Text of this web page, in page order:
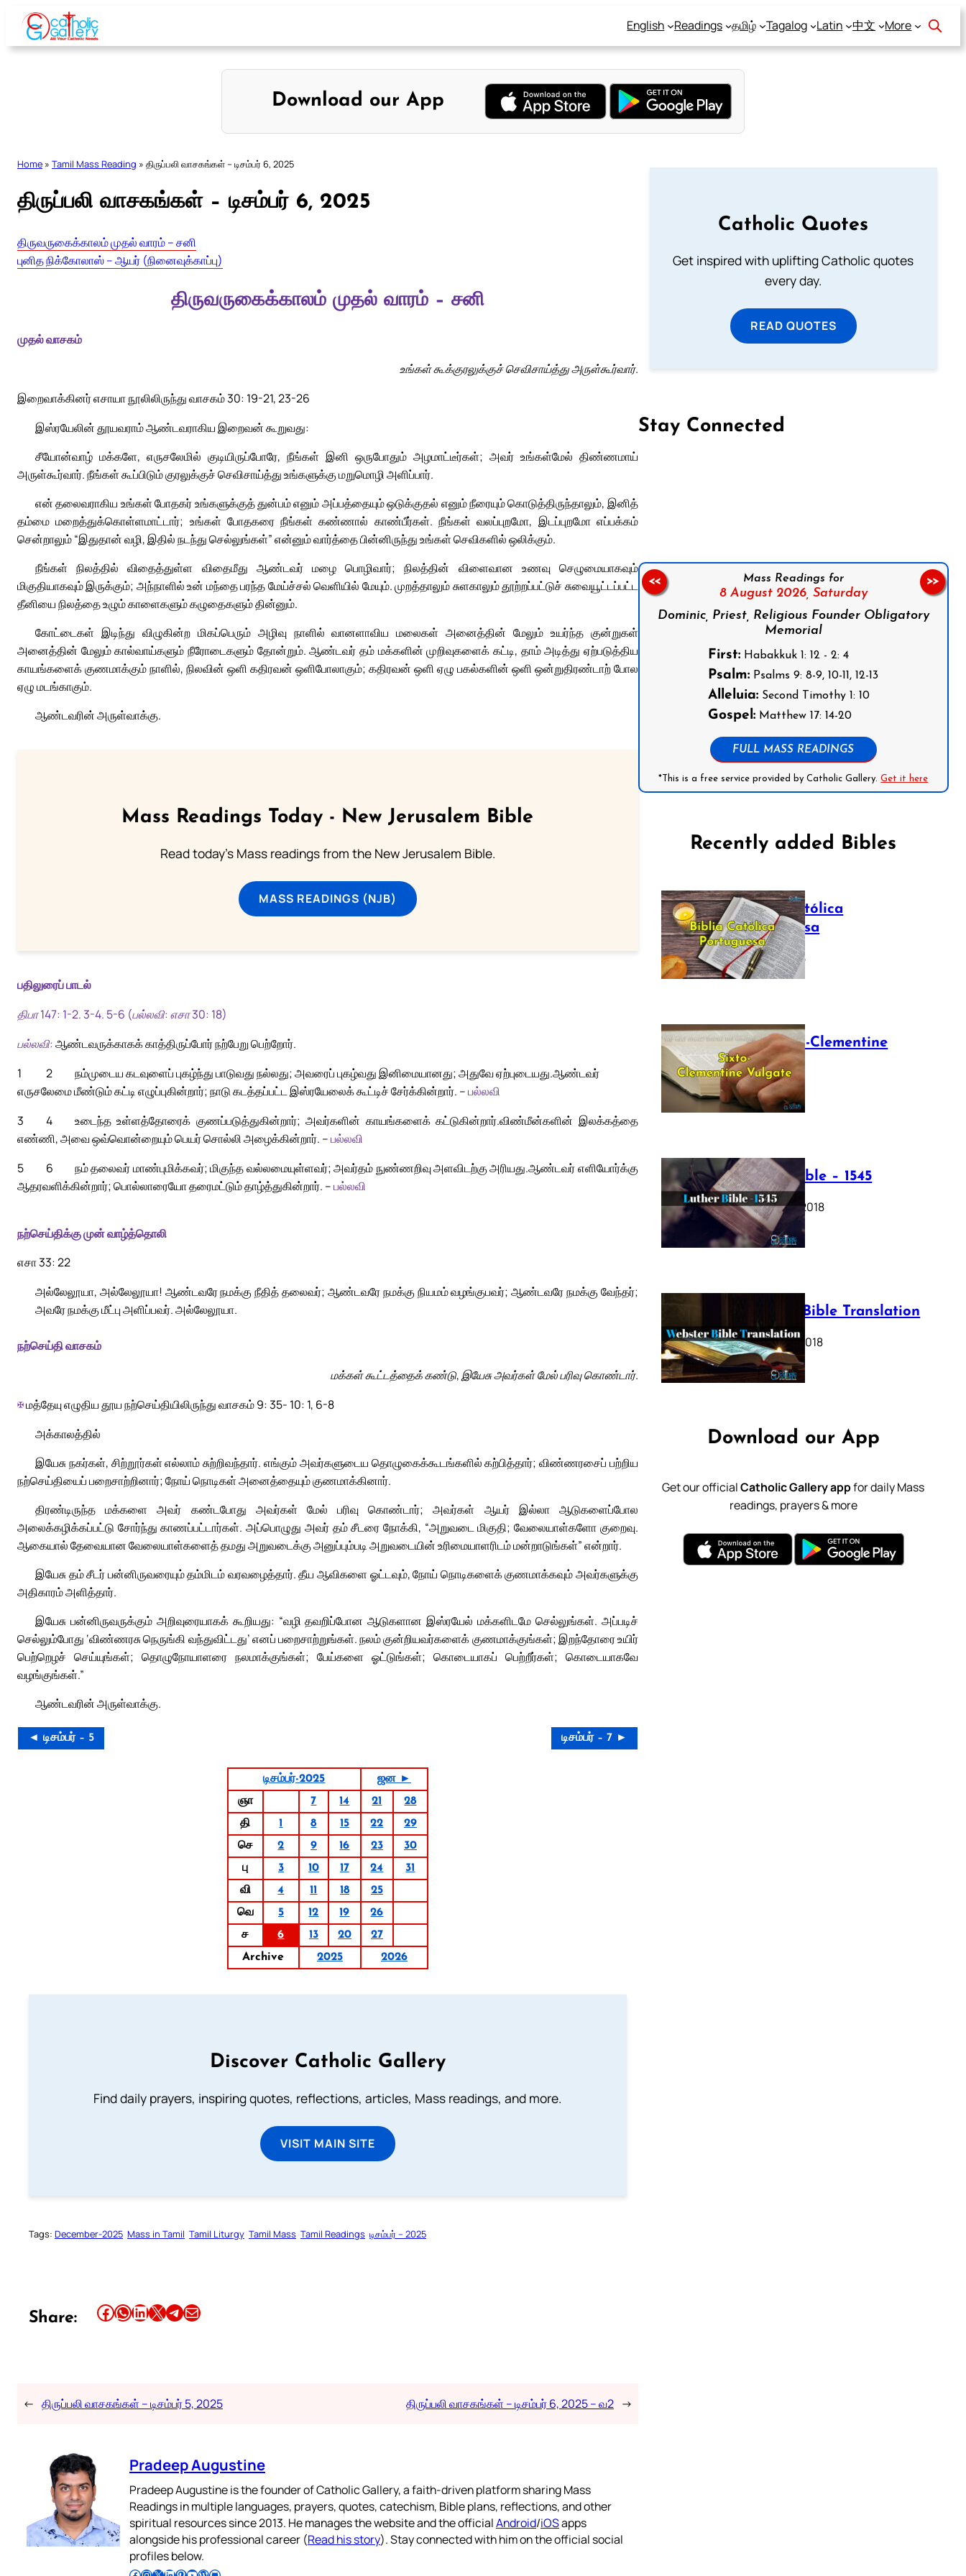
Skip
content
English Readings தமிழ் Tagalog Latin 中文 More
Download our App
Home » Tamil Mass Reading » திருப்பலி வாசகங்கள் – டிசம்பர் 6, 2025
திருப்பலி வாசகங்கள் – டிசம்பர் 6, 2025
திருவருகைக்காலம் முதல் வாரம் – சனி
புனித நிக்கோலாஸ் – ஆயர் (நினைவுக்காப்பு)
திருவருகைக்காலம் முதல் வாரம் – சனி
முதல் வாசகம்
உங்கள் கூக்குரலுக்குச் செவிசாய்த்து அருள்கூர்வார்.
இறைவாக்கினர் எசாயா நூலிலிருந்து வாசகம் 30: 19-21, 23-26
இஸ்ரயேலின் தூயவராம் ஆண்டவராகிய இறைவன் கூறுவது:
சீயோன்வாழ் மக்களே, எருசலேமில் குடியிருப்போரே, நீங்கள் இனி ஒருபோதும் அழமாட்டீர்கள்; அவர் உங்கள்மேல் திண்ணமாய்
அருள்கூர்வார். நீங்கள் கூப்பிடும் குரலுக்குச் செவிசாய்த்து உங்களுக்கு மறுமொழி அளிப்பார்.
என் தலைவராகிய உங்கள் போதகர் உங்களுக்குத் துன்பம் எனும் அப்பத்தையும் ஒடுக்குதல் எனும் நீரையும் கொடுத்திருந்தாலும், இனித்
தம்மை மறைத்துக்கொள்ளமாட்டார்; உங்கள் போதகரை நீங்கள் கண்ணால் காண்பீர்கள். நீங்கள் வலப்புறமோ, இடப்புறமோ எப்பக்கம்
சென்றாலும் “இதுதான் வழி, இதில் நடந்து செல்லுங்கள்” என்னும் வார்த்தை பின்னிருந்து உங்கள் செவிகளில் ஒலிக்கும்.
நீங்கள் நிலத்தில் விதைத்துள்ள விதைமீது ஆண்டவர் மழை பொழிவார்; நிலத்தின் விளைவான உணவு செழுமையாகவும்
மிகுதியாகவும் இருக்கும்; அந்நாளில் உன் மந்தை பரந்த மேய்ச்சல் வெளியில் மேயும். முறத்தாலும் சுளகாலும் தூற்றப்பட்டுச் சுவையூட்டப்பட்ட
தீனியை நிலத்தை உழும் காளைகளும் கழுதைகளும் தின்னும்.
கோட்டைகள் இடிந்து விழுகின்ற மிகப்பெரும் அழிவு நாளில் வானளாவிய மலைகள் அனைத்தின் மேலும் உயர்ந்த குன்றுகள்
அனைத்தின் மேலும் கால்வாய்களும் நீரோடைகளும் தோன்றும். ஆண்டவர் தம் மக்களின் முறிவுகளைக் கட்டி, தாம் அடித்து ஏற்படுத்திய
காயங்களைக் குணமாக்கும் நாளில், நிலவின் ஒளி கதிரவன் ஒளிபோலாகும்; கதிரவன் ஒளி ஏழு பகல்களின் ஒளி ஒன்றுதிரண்டாற் போல
ஏழு மடங்காகும்.
ஆண்டவரின் அருள்வாக்கு.
Mass Readings Today - New Jerusalem Bible
Read today's Mass readings from the New Jerusalem Bible.
MASS READINGS (NJB)
பதிலுரைப் பாடல்
திபா 147: 1-2. 3-4. 5-6 (பல்லவி: எசா 30: 18)
பல்லவி: ஆண்டவருக்காகக் காத்திருப்போர் நற்பேறு பெற்றோர்.
1
நம்முடைய கடவுளைப் புகழ்ந்து பாடுவது நல்லது; அவரைப் புகழ்வது இனிமையானது; அதுவே ஏற்புடையது.
2
ஆண்டவர்
எருசலேமை மீண்டும் கட்டி எழுப்புகின்றார்; நாடு கடத்தப்பட்ட இஸ்ரயேலைக் கூட்டிச் சேர்க்கின்றார். –பல்லவி
3
உடைந்த உள்ளத்தோரைக் குணப்படுத்துகின்றார்; அவர்களின் காயங்களைக் கட்டுகின்றார்.
4
விண்மீன்களின் இலக்கத்தை
எண்ணி, அவை ஒவ்வொன்றையும் பெயர் சொல்லி அழைக்கின்றார். –பல்லவி
5
நம் தலைவர் மாண்புமிக்கவர்; மிகுந்த வல்லமையுள்ளவர்; அவர்தம் நுண்ணறிவு அளவிடற்கு அரியது.
6
ஆண்டவர் எளியோர்க்கு
ஆதரவளிக்கின்றார்; பொல்லாரையோ தரைமட்டும் தாழ்த்துகின்றார். –பல்லவி
நற்செய்திக்கு முன் வாழ்த்தொலி
எசா 33: 22
அல்லேலூயா, அல்லேலூயா! ஆண்டவரே நமக்கு நீதித் தலைவர்; ஆண்டவரே நமக்கு நியமம் வழங்குபவர்; ஆண்டவரே நமக்கு வேந்தர்;
அவரே நமக்கு மீட்பு அளிப்பவர். அல்லேலூயா.
நற்செய்தி வாசகம்
மக்கள் கூட்டத்தைக் கண்டு, இயேசு அவர்கள் மேல் பரிவு கொண்டார்.
✠மத்தேயு எழுதிய தூய நற்செய்தியிலிருந்து வாசகம் 9: 35- 10: 1, 6-8
அக்காலத்தில்
இயேசு நகர்கள், சிற்றூர்கள் எல்லாம் சுற்றிவந்தார். எங்கும் அவர்களுடைய தொழுகைக்கூடங்களில் கற்பித்தார்; விண்ணரசைப் பற்றிய
நற்செய்தியைப் பறைசாற்றினார்; நோய் நொடிகள் அனைத்தையும் குணமாக்கினார்.
திரண்டிருந்த மக்களை அவர் கண்டபோது அவர்கள் மேல் பரிவு கொண்டார்; அவர்கள் ஆயர் இல்லா ஆடுகளைப்போல
அலைக்கழிக்கப்பட்டு சோர்ந்து காணப்பட்டார்கள். அப்பொழுது அவர் தம் சீடரை நோக்கி, “அறுவடை மிகுதி; வேலையாள்களோ குறைவு.
ஆகையால் தேவையான வேலையாள்களைத் தமது அறுவடைக்கு அனுப்பும்படி அறுவடையின் உரிமையாளரிடம் மன்றாடுங்கள்” என்றார்.
இயேசு தம் சீடர் பன்னிருவரையும் தம்மிடம் வரவழைத்தார். தீய ஆவிகளை ஓட்டவும், நோய் நொடிகளைக் குணமாக்கவும் அவர்களுக்கு
அதிகாரம் அளித்தார்.
இயேசு பன்னிருவருக்கும் அறிவுரையாகக் கூறியது: “வழி தவறிப்போன ஆடுகளான இஸ்ரயேல் மக்களிடமே செல்லுங்கள். அப்படிச்
செல்லும்போது ‘விண்ணரசு நெருங்கி வந்துவிட்டது’ எனப் பறைசாற்றுங்கள். நலம் குன்றியவர்களைக் குணமாக்குங்கள்; இறந்தோரை உயிர்
பெற்றெழச் செய்யுங்கள்; தொழுநோயாளரை நலமாக்குங்கள்; பேய்களை ஓட்டுங்கள்; கொடையாகப் பெற்றீர்கள்; கொடையாகவே
வழங்குங்கள்.”
ஆண்டவரின் அருள்வாக்கு.
◄ டிசம்பர் – 5 டிசம்பர் – 7 ►
டிசம்பர்-2025
ஜன ►
ஞா
7 14 21
28
தி
1 8 15 22
29
செ
2 9 16 23
30
பு
3 10 17 24
31
வி
4 11 18
25
வெ
5 12 19
26
ச
6 13 20
27
Archive
2025 2026
Discover Catholic Gallery
Find daily prayers, inspiring quotes, reflections, articles, Mass readings, and more.
VISIT MAIN SITE
Tags: December-2025 Mass in Tamil Tamil Liturgy Tamil Mass Tamil Readings டிசம்பர் – 2025
Share: Share this article on Facebook Share this article on WhatsApp Share this article on LinkedIn Share this article on X Share this article on TelegramEmail this Article
← திருப்பலி வாசகங்கள் – டிசம்பர் 5, 2025 திருப்பலி வாசகங்கள் – டிசம்பர் 6, 2025 – வ2 →
Pradeep Augustine
Pradeep Augustine is the founder of Catholic Gallery, a faith-driven platform sharing Mass
Readings in multiple languages, prayers, quotes, catechism, Bible plans, reflections, and other
spiritual resources since 2013. He manages the website and the officialAndroid/iOSapps
alongside his professional career (Read his story). Stay connected with him on the official social
profiles below.
Catholic Quotes
Get inspired with uplifting Catholic quotes
every day.
READ QUOTES
Stay Connected
Mass Readings for
8 August 2026, Saturday
Dominic, Priest, Religious Founder Obligatory
Memorial
First: Habakkuk 1: 12 - 2: 4
Psalm: Psalms 9: 8-9, 10-11, 12-13
Alleluia: Second Timothy 1: 10
Gospel: Matthew 17: 14-20
FULL MASS READINGS
*This is a free service provided by Catholic Gallery.Get it here
<< >>
Recently added Bibles
Bíblia Católica
Portuguesa
July 16, 2025
The Sixto-Clementine
Vulgate
July 12, 2025
Luther Bible – 1545
October 17, 2018
Webster Bible Translation
October 11, 2018
Download our App
Get our officialCatholic Gallery appfor daily Mass
readings, prayers & more